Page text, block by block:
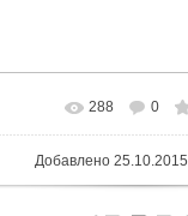
288 0
Добавлено25.10.2015